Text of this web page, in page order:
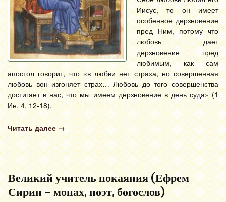
Иисус, то он имеет
особенное дерзновение
пред Ним, потому что
любовь дает
дерзновение пред
любимым, как сам
апостол говорит, что «в любви нет страха, но совершенная
любовь вон изгоняет страх… Любовь до того совершенства
достигает в нас, что мы имеем дерзновение в день суда» (1
Ин. 4, 12-18).
Читать далее →
Великий учитель покаяния (Ефрем
Сирин – монах, поэт, богослов)